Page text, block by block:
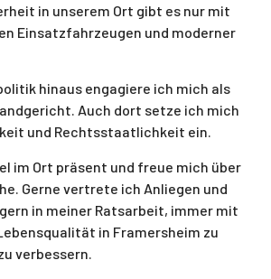
in unserem Ort gibt es nur mit
Einsatzfahrzeugen und moderner
hinaus engagiere ich mich als
Auch dort setze ich mich
und Rechtsstaatlichkeit ein.
im Ort präsent und freue mich über
Gerne vertrete ich Anliegen und
in meiner Ratsarbeit, immer mit
in Framersheim zu
verbessern.